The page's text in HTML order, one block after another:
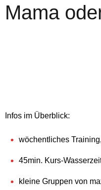
Mama
Infos im Überblick:
wöchentliches
45min. Kurs-
kleine Gruppen von